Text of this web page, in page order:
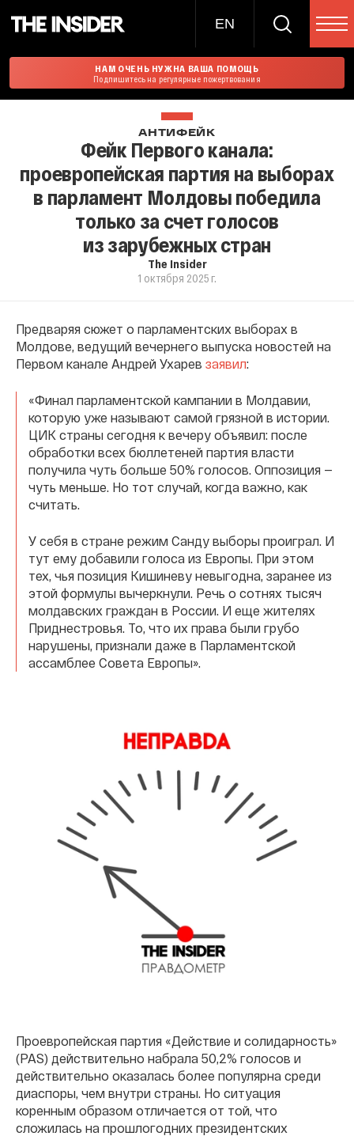
EN
НАМ ОЧЕНЬ НУЖНА ВАША ПОМОЩЬ
Подпишитесь на регулярные пожертвования
АНТИФЕЙК
Фейк Первого канала:
проевропейская партия на выборах
в парламент Молдовы победила
только за счет голосов
из зарубежных стран
The Insider
1 октября 2025 г.
Предваряя сюжет о парламентских выборах в
Молдове, ведущий вечернего выпуска новостей на
Первом канале Андрей Ухарев заявил:
«Финал парламентской кампании в Молдавии,
которую уже называют самой грязной в истории.
ЦИК страны сегодня к вечеру объявил: после
обработки всех бюллетеней партия власти
получила чуть больше 50% голосов. Оппозиция —
чуть меньше. Но тот случай, когда важно, как
считать.
У себя в стране режим Санду выборы проиграл. И
тут ему добавили голоса из Европы. При этом
тех, чья позиция Кишиневу невыгодна, заранее из
этой формулы вычеркнули. Речь о сотнях тысяч
молдавских граждан в России. И еще жителях
Приднестровья. То, что их права были грубо
нарушены, признали даже в Парламентской
ассамблее Совета Европы».
Проевропейская партия «Действие и солидарность»
(PAS) действительно набрала 50,2% голосов и
действительно оказалась более популярна среди
диаспоры, чем внутри страны. Но ситуация
коренным образом отличается от той, что
сложилась на прошлогодних президентских